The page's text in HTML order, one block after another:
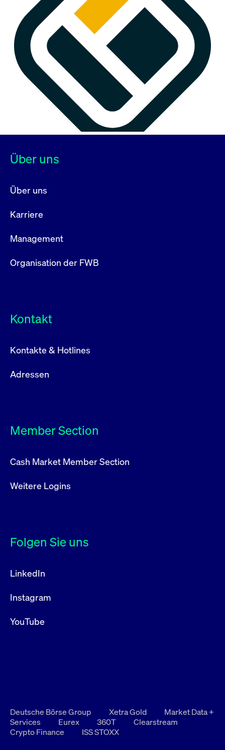
Über uns
Über uns
Karriere
Management
Organisation der FWB
Kontakt
Kontakte & Hotlines
Adressen
Member Section
Cash Market Member Section
Weitere Logins
Folgen Sie uns
LinkedIn
Instagram
YouTube
Deutsche Börse Group Xetra Gold
Market Data +
Services
Eurex 360T
Clearstream
Crypto Finance
ISS STOXX